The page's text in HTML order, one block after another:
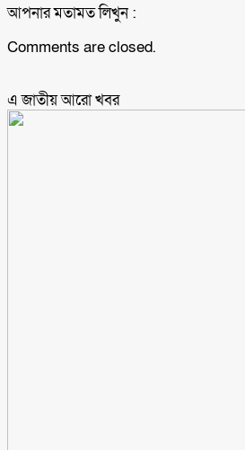
আপনার মতামত লিখুন :
Comments are closed.
এ জাতীয় আরো ‍খবর